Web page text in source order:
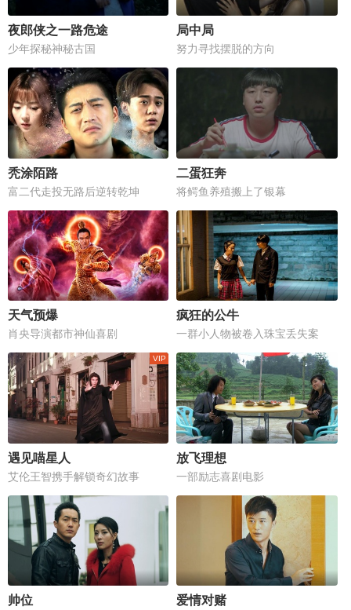
夜郎侠之一路危途
少年探秘神秘古国
局中局
努力寻找摆脱的方向
秃涂陌路
富二代走投无路后逆转乾坤
二蛋狂奔
将鳄鱼养殖搬上了银幕
天气预爆
肖央导演都市神仙喜剧
疯狂的公牛
一群小人物被卷入珠宝丢失案
遇见喵星人
艾伦王智携手解锁奇幻故事
放飞理想
一部励志喜剧电影
帅位 爱情对赌